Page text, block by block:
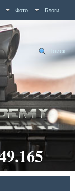
Фото Блоги
Поиск